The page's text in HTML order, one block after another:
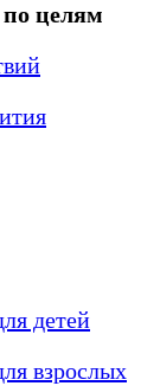
целям
детей
взрослых